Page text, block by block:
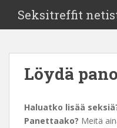
Seksitreffit
Löydä
Haluatko lisää
Panettaako? Meitä